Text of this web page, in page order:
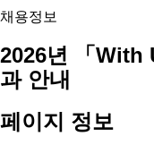
채용정보
2026년 「With
과 안내
페이지 정보